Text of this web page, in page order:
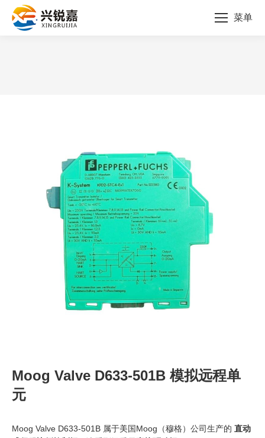
菜单
Moog Valve D633-501B 模拟远程单
元
Moog Valve D633-501B 属于美国Moog（穆格）公司生产的 直动